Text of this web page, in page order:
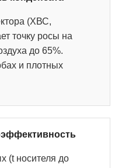
(ХВС,
точку росы на
до 65%.
и плотных
(t носителя до